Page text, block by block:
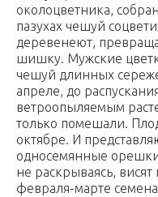
околоцветника,
пазухах чешуй
деревенеют,
шишку. Мужские
чешуй длинных
апреле, до
ветроопыляемым
только помешали.
октябре. И
односемянные
не раскрываясь,
февраля-марте